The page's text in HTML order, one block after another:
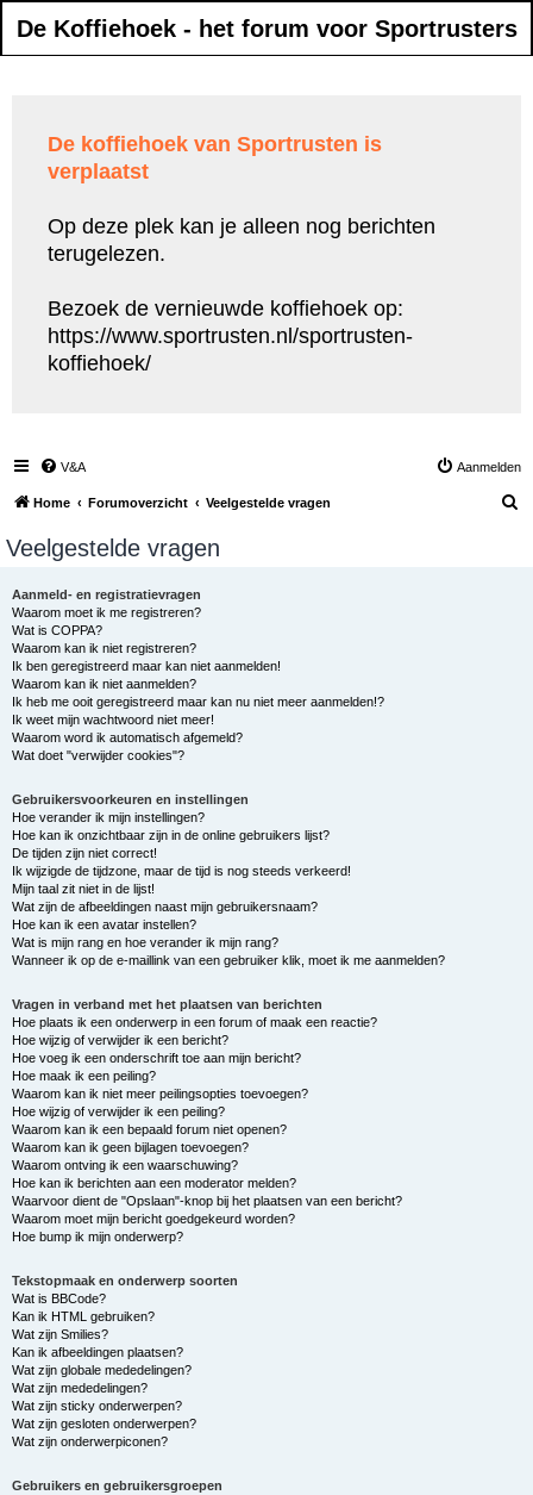
De Koffiehoek - het forum voor Sportrusters
De koffiehoek van Sportrusten is
verplaatst
Op deze plek kan je alleen nog berichten
terugelezen.
Bezoek de vernieuwde koffiehoek op:
https://www.sportrusten.nl/sportrusten-
koffiehoek/
V&A Aanmelden
Home Forumoverzicht Veelgestelde vragen
Veelgestelde vragen
Aanmeld- en registratievragen
Waarom moet ik me registreren?
Wat is COPPA?
Waarom kan ik niet registreren?
Ik ben geregistreerd maar kan niet aanmelden!
Waarom kan ik niet aanmelden?
Ik heb me ooit geregistreerd maar kan nu niet meer aanmelden!?
Ik weet mijn wachtwoord niet meer!
Waarom word ik automatisch afgemeld?
Wat doet "verwijder cookies"?
Gebruikersvoorkeuren en instellingen
Hoe verander ik mijn instellingen?
Hoe kan ik onzichtbaar zijn in de online gebruikers lijst?
De tijden zijn niet correct!
Ik wijzigde de tijdzone, maar de tijd is nog steeds verkeerd!
Mijn taal zit niet in de lijst!
Wat zijn de afbeeldingen naast mijn gebruikersnaam?
Hoe kan ik een avatar instellen?
Wat is mijn rang en hoe verander ik mijn rang?
Wanneer ik op de e-maillink van een gebruiker klik, moet ik me aanmelden?
Vragen in verband met het plaatsen van berichten
Hoe plaats ik een onderwerp in een forum of maak een reactie?
Hoe wijzig of verwijder ik een bericht?
Hoe voeg ik een onderschrift toe aan mijn bericht?
Hoe maak ik een peiling?
Waarom kan ik niet meer peilingsopties toevoegen?
Hoe wijzig of verwijder ik een peiling?
Waarom kan ik een bepaald forum niet openen?
Waarom kan ik geen bijlagen toevoegen?
Waarom ontving ik een waarschuwing?
Hoe kan ik berichten aan een moderator melden?
Waarvoor dient de "Opslaan"-knop bij het plaatsen van een bericht?
Waarom moet mijn bericht goedgekeurd worden?
Hoe bump ik mijn onderwerp?
Tekstopmaak en onderwerp soorten
Wat is BBCode?
Kan ik HTML gebruiken?
Wat zijn Smilies?
Kan ik afbeeldingen plaatsen?
Wat zijn globale mededelingen?
Wat zijn mededelingen?
Wat zijn sticky onderwerpen?
Wat zijn gesloten onderwerpen?
Wat zijn onderwerpiconen?
Gebruikers en gebruikersgroepen